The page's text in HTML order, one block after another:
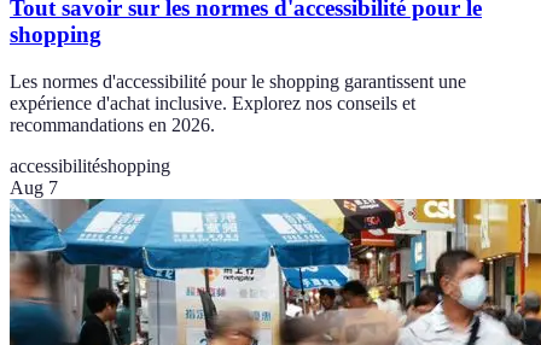
Tout savoir sur les normes d'accessibilité pour le
shopping
Les normes d'accessibilité pour le shopping garantissent une
expérience d'achat inclusive. Explorez nos conseils et
recommandations en 2026.
accessibilitéshopping
Aug 7